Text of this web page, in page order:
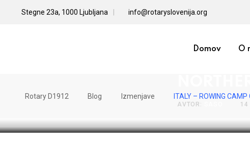
Stegne 23a, 1000 Ljubljana info@rotaryslovenija.org
Domov O
Rotary D1912 Blog Izmenjave ITALY – ROWING
AVTOR: 14